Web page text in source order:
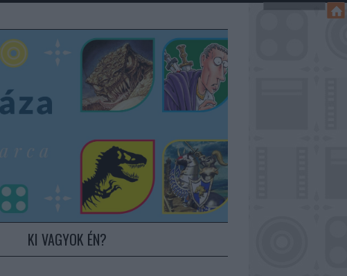
KI VAGYOK ÉN?